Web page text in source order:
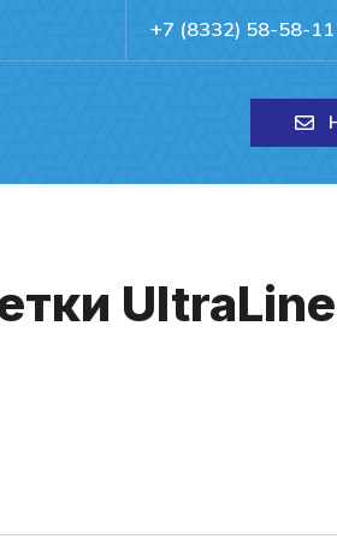
+7 (8332) 58-58-11
UltraLine